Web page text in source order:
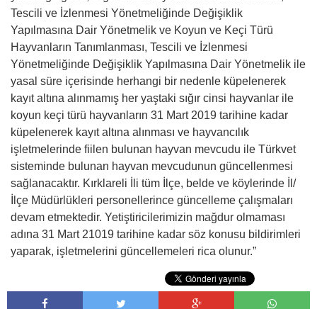
Tescili ve İzlenmesi Yönetmeliğinde Değişiklik
Yapılmasına Dair Yönetmelik ve Koyun ve Keçi Türü
Hayvanların Tanımlanması, Tescili ve İzlenmesi
Yönetmeliğinde Değişiklik Yapılmasına Dair Yönetmelik ile
yasal süre içerisinde herhangi bir nedenle küpelenerek
kayıt altına alınmamış her yaştaki sığır cinsi hayvanlar ile
koyun keçi türü hayvanların 31 Mart 2019 tarihine kadar
küpelenerek kayıt altına alınması ve hayvancılık
işletmelerinde fiilen bulunan hayvan mevcudu ile Türkvet
sisteminde bulunan hayvan mevcudunun güncellenmesi
sağlanacaktır. Kırklareli İli tüm İlçe, belde ve köylerinde İl/
İlçe Müdürlükleri personellerince güncelleme çalışmaları
devam etmektedir. Yetiştiricilerimizin mağdur olmaması
adına 31 Mart 21019 tarihine kadar söz konusu bildirimleri
yaparak, işletmelerini güncellemeleri rica olunur.”